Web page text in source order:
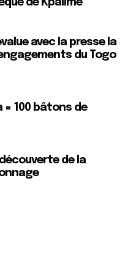
de Kpalimé
évalue avec la presse la
du Togo
= 100 bâtons de
de la